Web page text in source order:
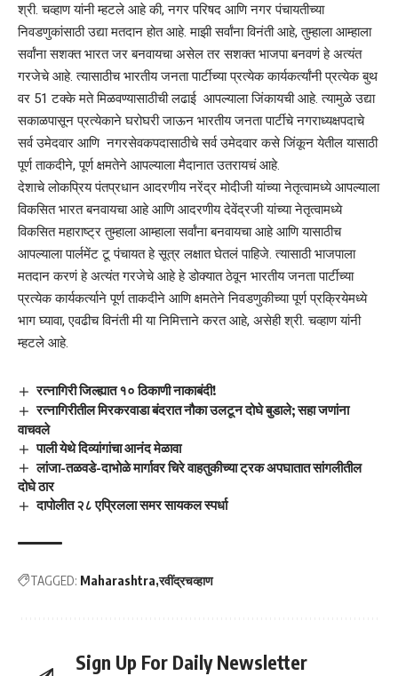
श्री. चव्हाण यांनी म्हटले आहे की, नगर परिषद आणि नगर पंचायतीच्या
निवडणुकांसाठी उद्या मतदान होत आहे. माझी सर्वांना विनंती आहे, तुम्हाला आम्हाला
सर्वांना सशक्त भारत जर बनवायचा असेल तर सशक्त भाजपा बनवणं हे अत्यंत
गरजेचे आहे. त्यासाठीच भारतीय जनता पार्टीच्या प्रत्येक कार्यकर्त्यांनी प्रत्येक बुथ
वर 51 टक्के मते मिळवण्यासाठीची लढाई आपल्याला जिंकायची आहे. त्यामुळे उद्या
सकाळपासून प्रत्येकाने घरोघरी जाऊन भारतीय जनता पार्टीचे नगराध्यक्षपदाचे
सर्व उमेदवार आणि नगरसेवकपदासाठीचे सर्व उमेदवार कसे जिंकून येतील यासाठी
पूर्ण ताकदीने, पूर्ण क्षमतेने आपल्याला मैदानात उतरायचं आहे.
देशाचे लोकप्रिय पंतप्रधान आदरणीय नरेंद्र मोदीजी यांच्या नेतृत्वामध्ये आपल्याला
विकसित भारत बनवायचा आहे आणि आदरणीय देवेंद्रजी यांच्या नेतृत्वामध्ये
विकसित महाराष्ट्र तुम्हाला आम्हाला सर्वांना बनवायचा आहे आणि यासाठीच
आपल्याला पार्लमेंट टू पंचायत हे सूत्र लक्षात घेतलं पाहिजे. त्यासाठी भाजपाला
मतदान करणं हे अत्यंत गरजेचे आहे हे डोक्यात ठेवून भारतीय जनता पार्टीच्या
प्रत्येक कार्यकर्त्याने पूर्ण ताकदीने आणि क्षमतेने निवडणुकीच्या पूर्ण प्रक्रियेमध्ये
भाग घ्यावा, एवढीच विनंती मी या निमित्ताने करत आहे, असेही श्री. चव्हाण यांनी
म्हटले आहे.
रत्नागिरी जिल्ह्यात १० ठिकाणी नाकाबंदी!
रत्नागिरीतील मिरकरवाडा बंदरात नौका उलटून दोघे बुडाले; सहा जणांना
वाचवले
पाली येथे दिव्यांगांचा आनंद मेळावा
लांजा-तळवडे-दाभोळे मार्गावर चिरे वाहतुकीच्या ट्रक अपघातात सांगलीतील
दोघे ठार
दापोलीत २८ एप्रिलला समर सायकल स्पर्धा
TAGGED: Maharashtra रवींद्रचव्हाण
Sign Up For Daily Newsletter